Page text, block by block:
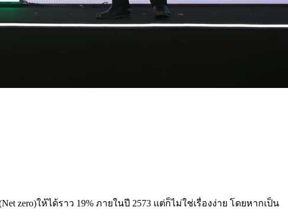
zero)ให้ได้ราว 19% ภายในปี 2573 แต่ก็ไม่ใช่เรื่องง่าย โดยหากเป็น